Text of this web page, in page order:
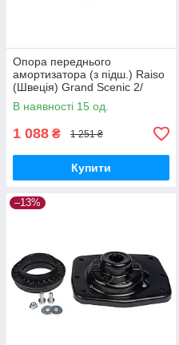
Опора переднього
амортизатора (з підш.) Raiso
(Швеція) Grand Scenic 2/
Гранд Сценік 03-09
#RC02318 UAUYERJ17
В наявності 15 од.
1 088 ₴ 1 251 ₴
Купити
–13%